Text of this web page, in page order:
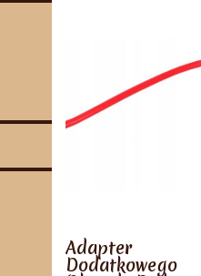
Adapter
Dodatkowego